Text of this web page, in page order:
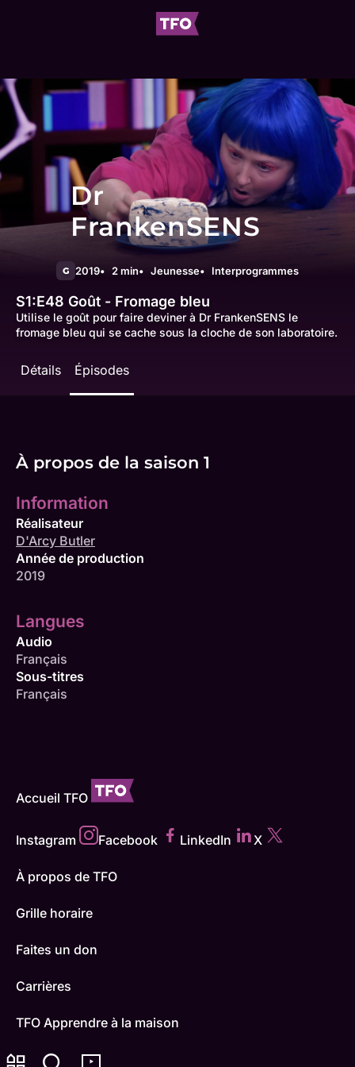
Dr
FrankenSENS
G 2019 2 min Jeunesse Interprogrammes
S1:E48 Goût - Fromage bleu
Utilise le goût pour faire deviner à Dr FrankenSENS le
fromage bleu qui se cache sous la cloche de son laboratoire.
Détails Épisodes
À propos de la saison 1
Information
Réalisateur
D'Arcy Butler
Année de production
2019
Langues
Audio
Français
Sous-titres
Français
Accueil TFO
Instagram Facebook LinkedIn X
À propos de TFO
Grille horaire
Faites un don
Carrières
TFO Apprendre à la maison
Comment nous capter